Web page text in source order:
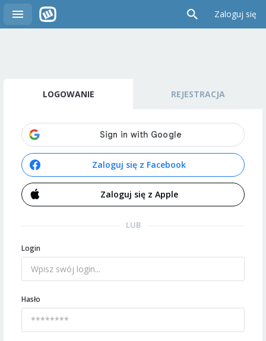
Zaloguj się
LOGOWANIE REJESTRACJA
Zaloguj się z Facebook
Zaloguj się z Apple
LUB
Login
Hasło